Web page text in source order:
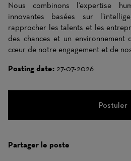
Nous combinons l’expertise
innovantes basées sur
rapprocher les talents et les
des chances et un
cœur de notre engagement et de
Posting date: 27-07-2026
Postuler
Partager le poste